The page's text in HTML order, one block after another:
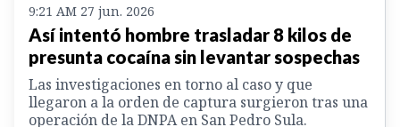
9:21 AM 27 jun. 2026
Así intentó hombre trasladar 8 kilos de
presunta cocaína sin levantar sospechas
Las investigaciones en torno al caso y que
llegaron a la orden de captura surgieron tras una
operación de la DNPA en San Pedro Sula.